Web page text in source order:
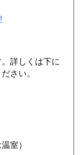
詳しくは下に
さい。
室）